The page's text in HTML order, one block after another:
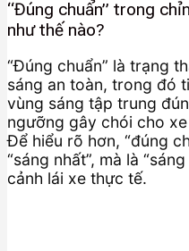
“Đúng chuẩn” trong
như thế nào?
“Đúng chuẩn” là trạng
sáng an toàn, trong đó
vùng sáng tập trung
ngưỡng gây chói cho
Để hiểu rõ hơn, “đúng
“sáng nhất”, mà là
cảnh lái xe thực tế.